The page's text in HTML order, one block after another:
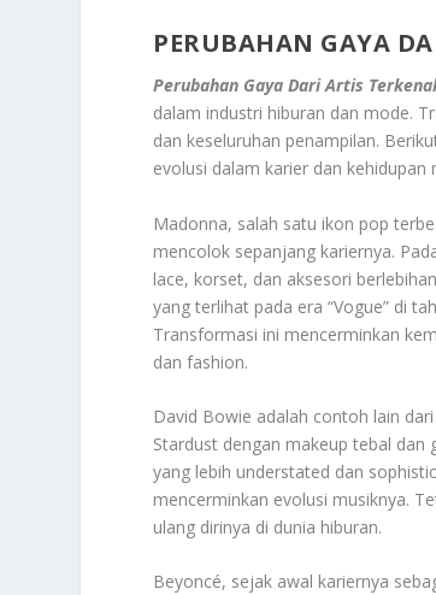
PERUBAHAN GAYA
Perubahan Gaya Dari Artis
dalam industri hiburan dan mode.
dan keseluruhan penampilan.
evolusi dalam karier dan kehidupan
Madonna, salah satu ikon pop
mencolok sepanjang kariernya.
lace, korset, dan aksesori
yang terlihat pada era “Vogue” di
Transformasi ini mencerminkan
dan fashion.
David Bowie adalah contoh lain
Stardust dengan makeup tebal dan
yang lebih understated dan
mencerminkan evolusi musiknya.
ulang dirinya di dunia hiburan.
Beyoncé, sejak awal kariernya